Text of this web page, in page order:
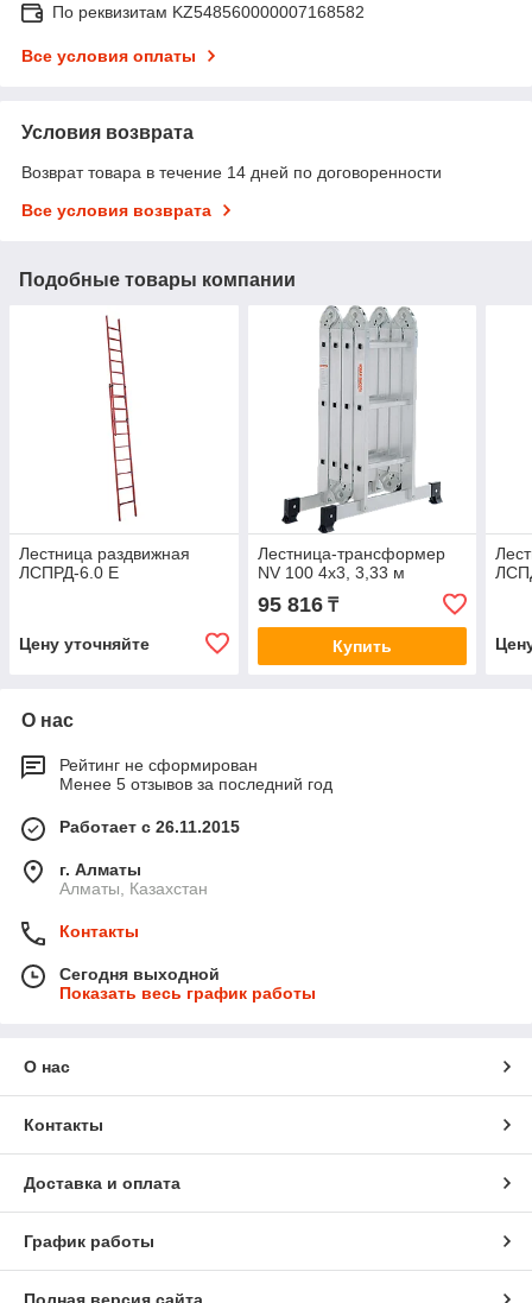
По реквизитам KZ548560000007168582
Все условия оплаты
Условия возврата
Возврат товара в течение 14 дней по договоренности
Все условия возврата
Подобные товары компании
Лестница раздвижная
ЛСПРД-6.0 Е
Цену уточняйте
Лестница-трансформер
NV 100 4х3, 3,33 м
95 816₸
Купить
О нас
Рейтинг не сформирован
Менее 5 отзывов за последний год
Работает с 26.11.2015
г. Алматы
Алматы, Казахстан
Контакты
Сегодня выходной
Показать весь график работы
О нас
Контакты
Доставка и оплата
График работы